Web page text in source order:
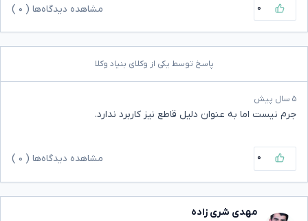
۰ مشاهده دیدگاه‌ها ( ۰
پاسخ توسط یکی از وکلای بنیاد وکلا
۵ سال پیش
جرم نیست اما به عنوان دلیل قاطع نیز کاربرد ندارد.
۰ مشاهده دیدگاه‌ها ( ۰
مهدی شری زاده